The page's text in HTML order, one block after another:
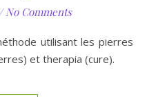
No Comments
et therapia (cure).